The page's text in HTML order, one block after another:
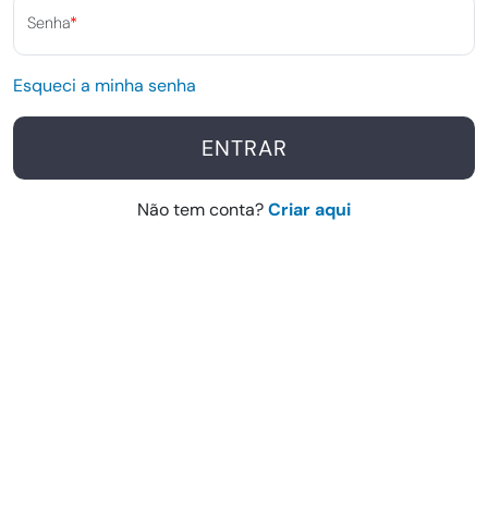
Senha*
Esqueci a minha senha
ENTRAR
Não tem conta?Criar aqui